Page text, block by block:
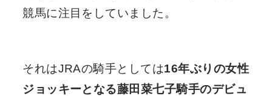
競馬に注目をしていました。
それはJRAの騎手としては16年ぶりの女性
ジョッキーとなる藤田菜七子騎手のデビュ